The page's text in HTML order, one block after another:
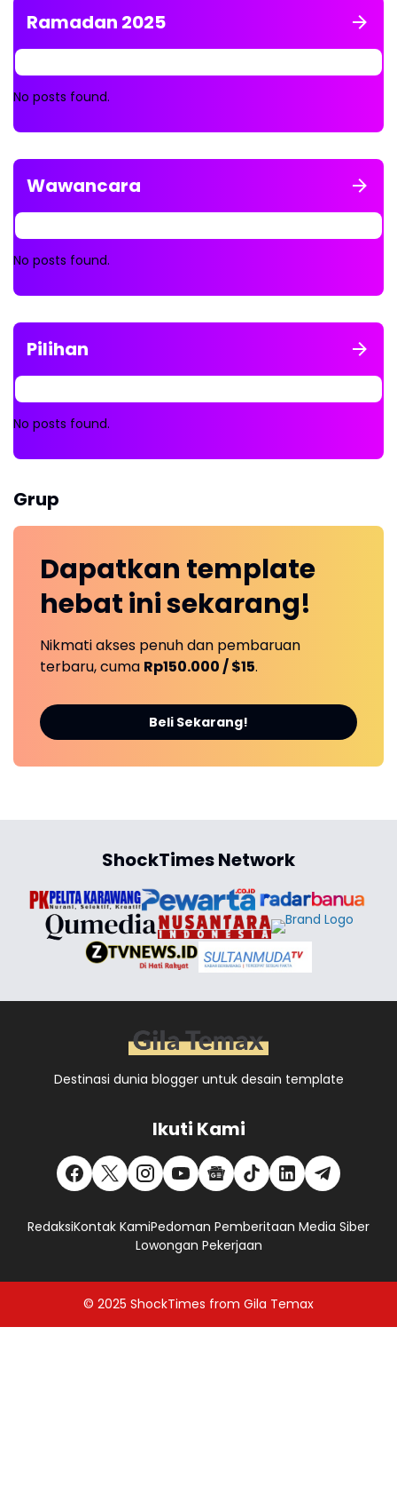
Ramadan 2025
No posts found.
Wawancara
No posts found.
Pilihan
No posts found.
Grup
Dapatkan template
hebat inisekarang!
Nikmati akses penuh dan pembaruan
terbaru, cuma Rp150.000 / $15.
Beli Sekarang!
ShockTimes Network
Destinasi dunia blogger untuk desain template
Ikuti Kami
RedaksiKontak KamiPedoman Pemberitaan Media Siber
Lowongan Pekerjaan
© 2025 ShockTimes from Gila Temax